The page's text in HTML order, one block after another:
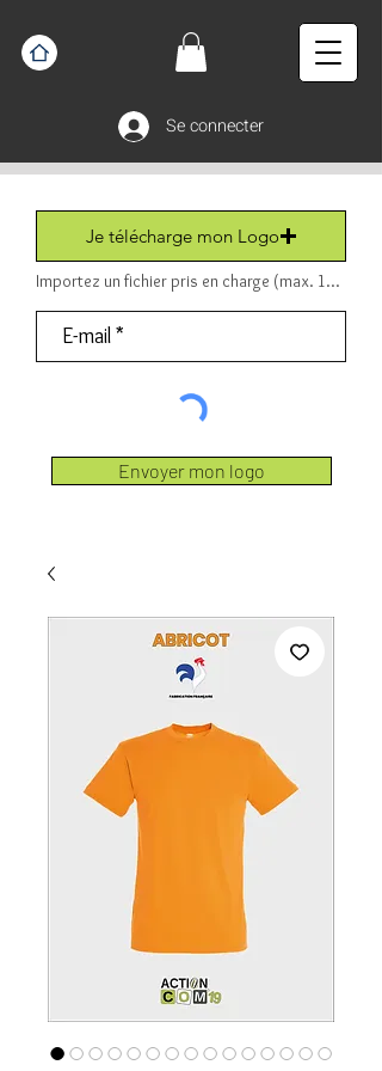
Se connecter
Je télécharge mon Logo
Importez un fichier pris en charge (max. 15 Mo) Fichier (PDF ou JPEG ou PNG).
Envoyer mon logo